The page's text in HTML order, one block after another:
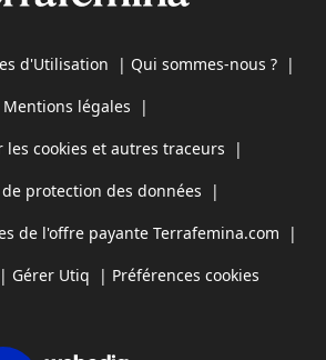
d'Utilisation | Qui sommes-nous ? |
Mentions légales |
les cookies et autres traceurs |
protection des données |
de l'offre payante Terrafemina.com |
| Gérer Utiq | Préférences cookies